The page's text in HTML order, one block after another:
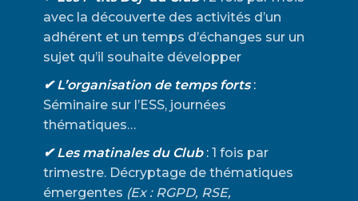
avec la découverte des activités d’un
adhérent et un temps d’échanges sur un
sujet qu’il souhaite développer
✔ L’organisation de temps forts:
Séminaire sur l’ESS, journées
thématiques…
✔ Les matinales du Club: 1 fois par
trimestre. Décryptage de thématiques
émergentes (Ex : RGPD, RSE,